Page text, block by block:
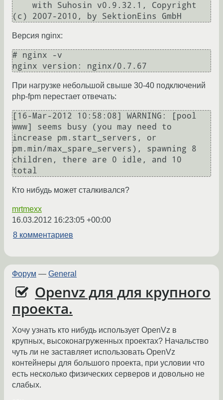
Версия nginx:
# nginx -v
При нагрузке небольшой свыше 30-40 подключений
php-fpm перестает отвечать:
[16-Mar-2012 10:58:08] WARNING: [pool
www] seems busy (you may need to
increase pm.start_servers, or
pm.min/max_spare_servers), spawning 8
children, there are 0 idle, and 10
Кто нибудь может сталкивался?
mrtmexx
16.03.2012 16:23:05 +00:00
8 комментариев
Форум — General
Openvz для для крупного
проекта.
Хочу узнать кто нибудь использует OpenVz в
крупных, высоконагруженных проектах? Начальство
чуть ли не заставляет использовать OpenVz
контейнеры для большого проекта, при условии что
есть несколько физических серверов и довольно не
слабых.